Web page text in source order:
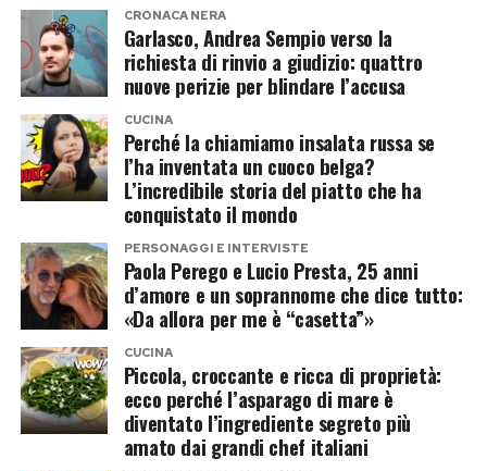
dall’inquadratura.
Post Views: 218
espresso vicinanza all’ex volto diTemptation
Islande gli hanno augurato una pronta
guarigione.
Post Views: 323
La proposta, tuttavia, avrebbe assunto contorni
diversi rispetto al passato. Il Grande Fratello,
pronto a tornare a settembre con un’edizione vip
condotta da Ilary Blasi, starebbe valutando la
possibilità di coinvolgere anche Alejandro
Martinez, imprenditore colombiano e compagno
di Casalino.
La coppia potrebbe entrare insieme,
trasformando la partecipazione in un racconto
sentimentale oltre che televisivo. Resta aperta
anche l’ipotesi di un ingresso in solitaria, mentre
sul tavolo continua a esserci l’opzione più
semplice: un doppio no e tutti a casa, ma senza
CRONACA NERA
Garlasco, Andrea Sempio verso la
richiesta di rinvio a giudizio: quattro
nuove perizie per blindare l’accusa
CUCINA
Perché la chiamiamo insalata russa se
l’ha inventata un cuoco belga?
L’incredibile storia del piatto che ha
conquistato il mondo
PERSONAGGI E INTERVISTE
Paola Perego e Lucio Presta, 25 anni
d’amore e un soprannome che dice tutto:
«Da allora per me è “casetta”»
CUCINA
Piccola, croccante e ricca di proprietà:
ecco perché l’asparago di mare è
diventato l’ingrediente segreto più
amato dai grandi chef italiani